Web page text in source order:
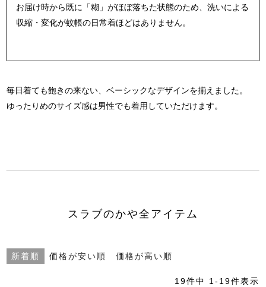
お届け時から既に「糊」がほぼ落ちた状態のため、洗いによる
収縮・変化が蚊帳の日常着ほどはありません。
毎日着ても飽きの来ない、ベーシックなデザインを揃えました。
ゆったりめのサイズ感は男性でも着用していただけます。
スラブのかや全アイテム
新着順 価格が安い順 価格が高い順
19件中 1 - 19件表示